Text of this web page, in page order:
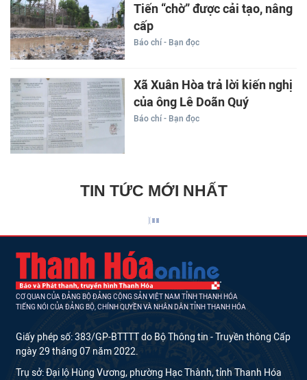
Tiến “chờ” được cải tạo, nâng
cấp
Báo chí - Bạn đọc
Xã Xuân Hòa trả lời kiến nghị
của ông Lê Doãn Quý
Báo chí - Bạn đọc
TIN TỨC MỚI NHẤT
CƠ QUAN CỦA ĐẢNG BỘ ĐẢNG CỘNG SẢN VIỆT NAM TỈNH THANH HÓA
TIẾNG NÓI CỦA ĐẢNG BỘ, CHÍNH QUYỀN VÀ NHÂN DÂN TỈNH THANH HÓA
Giấy phép số: 383/GP-BTTTT do Bộ Thông tin - Truyền thông Cấp
ngày 29 tháng 07 năm 2022.
Trụ sở: Đại lộ Hùng Vương, phường Hạc Thành, tỉnh Thanh Hóa